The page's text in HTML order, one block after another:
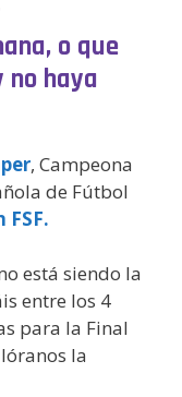
o que
no haya
, Campeona
de Fútbol
FSF.
está siendo la
entre los 4
para la Final
la